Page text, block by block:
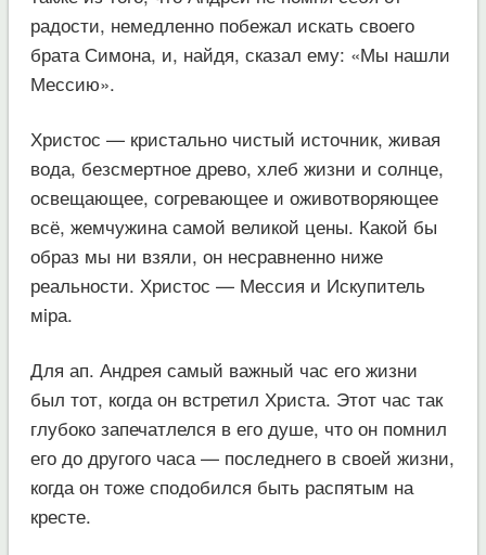
радости, немедленно побежал искать своего
брата Симона, и, найдя, сказал ему: «Мы нашли
Мессию».
Христос — кристально чистый источник, живая
вода, безсмертное древо, хлеб жизни и солнце,
освещающее, согревающее и оживотворяющее
всё, жемчужина самой великой цены. Какой бы
образ мы ни взяли, он несравненно ниже
реальности. Христос — Мессия и Искупитель
мiра.
Для ап. Андрея самый важный час его жизни
был тот, когда он встретил Христа. Этот час так
глубоко запечатлелся в его душе, что он помнил
его до другого часа — последнего в своей жизни,
когда он тоже сподобился быть распятым на
кресте.